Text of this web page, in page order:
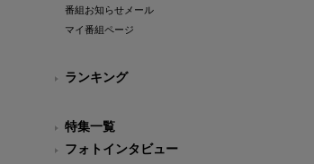
番組お知らせメール
マイ番組ページ
ランキング
特集一覧
フォトインタビュー